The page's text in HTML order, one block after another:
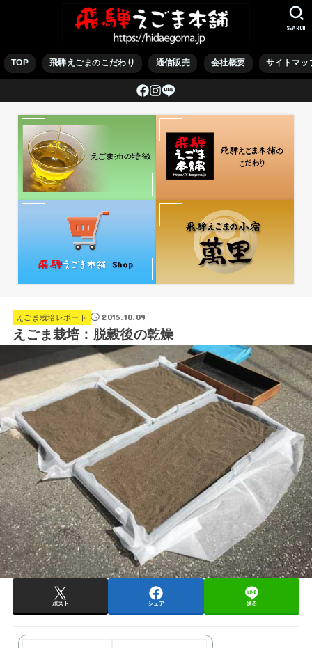
TOP 飛騨えごまのこだわり 通信販売 会社概要 サイトマッ
SEARCH
えごま栽培レポート 2015.10.09
えごま栽培：脱穀後の乾燥
ポスト シェア 送る